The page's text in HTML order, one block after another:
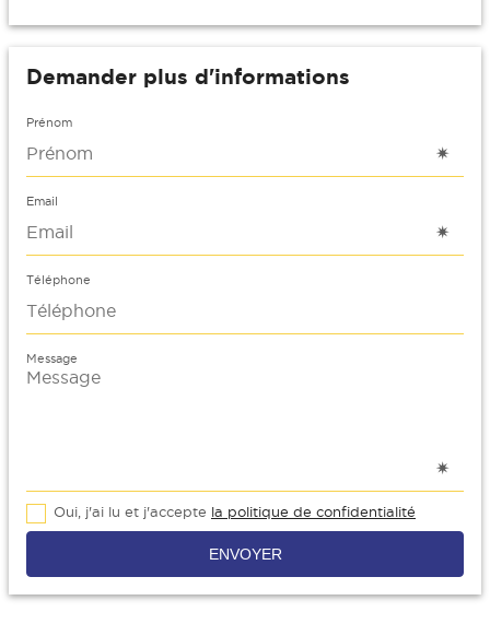
Demander plus d'informations
Prénom
Email
Téléphone
Message
Oui, j'ai lu et j'accepte la politique de confidentialité
ENVOYER